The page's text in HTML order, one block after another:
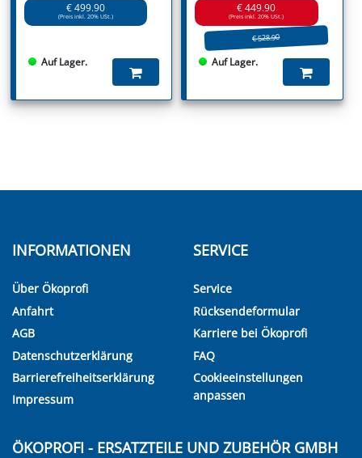
€ 499.90
(Preis inkl. 20% USt.)
Auf Lager.
€ 449.90
(Preis inkl. 20% USt.)
€ 528.90
Auf Lager.
INFORMATIONEN
Über Ökoprofi
Anfahrt
AGB
Datenschutzerklärung
Barrierefreiheitserklärung
Impressum
SERVICE
Service
Rücksendeformular
Karriere bei Ökoprofi
FAQ
Cookieeinstellungen
anpassen
ÖKOPROFI - ERSATZTEILE UND ZUBEHÖR GMBH